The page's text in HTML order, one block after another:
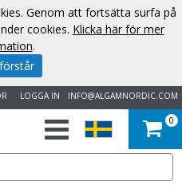
INFO@ALGAMNORDIC.COM
LOGGA IN
0
Genom att fortsätta surfa på
cookies. Klicka här för mer
.